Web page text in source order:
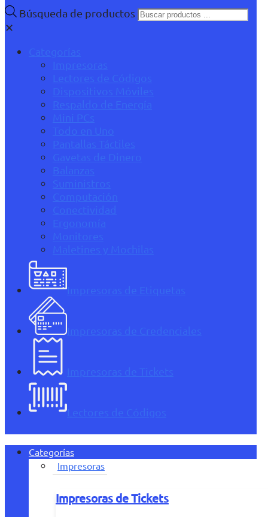
Búsqueda de productos
✕
Categorías
Impresoras
Lectores de Códigos
Dispositivos Móviles
Respaldo de Energía
Mini PCs
Todo en Uno
Pantallas Táctiles
Gavetas de Dinero
Balanzas
Suministros
Computación
Conectividad
Ergonomía
Monitores
Maletines y Mochilas
Impresoras de Etiquetas
Impresoras de Credenciales
Impresoras de Tickets
Lectores de Códigos
Categorías
Impresoras
Impresoras de Tickets